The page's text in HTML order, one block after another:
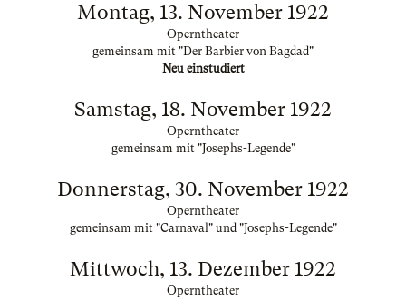
Montag, 13. November 1922
Operntheater
gemeinsam mit "Der Barbier von Bagdad"
Neu einstudiert
Samstag, 18. November 1922
Operntheater
gemeinsam mit "Josephs-Legende"
Donnerstag, 30. November 1922
Operntheater
gemeinsam mit "Carnaval" und "Josephs-Legende"
Mittwoch, 13. Dezember 1922
Operntheater